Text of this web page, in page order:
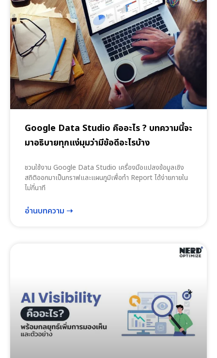
Google Data Studio คืออะไร ? บทความนี้จะ
มาอธิบายทุกแง่มุมว่ามีข้อดีอะไรบ้าง
ชวนใช้งาน Google Data Studio เครื่องมือแปลงข้อมูลเชิง
สถิติออกมาเป็นกราฟและแผนภูมิเพื่อทำ Report ได้ง่ายภายใน
ไม่กี่นาที
อ่านบทความ ➝